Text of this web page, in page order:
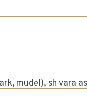
mudel), sh vara